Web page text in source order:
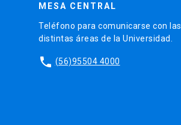
MESA CENTRAL
Teléfono para comunicarse con las
distintas áreas de la Universidad.
phone (56)95504 4000